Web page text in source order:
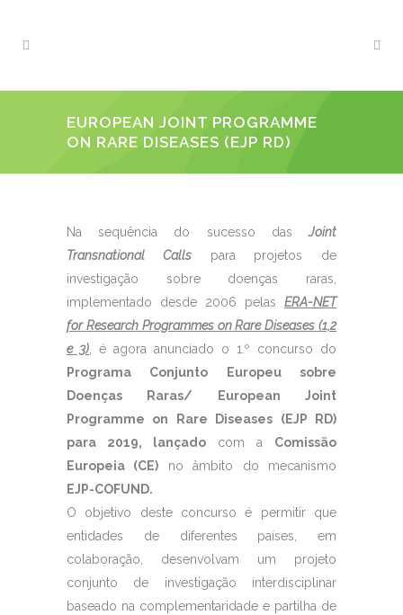
EUROPEAN JOINT PROGRAMME
ON RARE DISEASES (EJP RD)
Na sequência do sucesso dasJoint
Transnational Callspara projetos de
investigação sobre doenças raras,
implementado desde 2006 pelas ERA-NET
for Research Programmes on Rare Diseases (1,2
e 3) , é agora anunciado o 1.º concurso do
Programa Conjunto Europeu sobre
Doenças Raras/ European Joint
Programme on Rare Diseases (EJP RD)
para 2019, lançado com a Comissão
Europeia (CE) no âmbito do mecanismo
EJP-COFUND.
O objetivo deste concurso é permitir que
entidades de diferentes países, em
colaboração, desenvolvam um projeto
conjunto de investigação interdisciplinar
baseado na complementaridade e partilha de